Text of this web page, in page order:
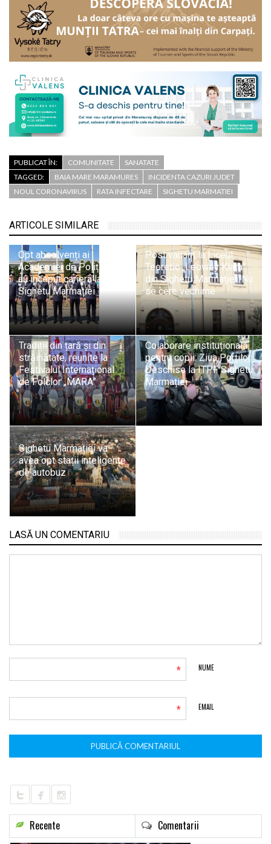
PUBLICAT ÎN: COMUNITATE
SANATATE
TAGGED:
BAIA MARE MARAMURES
INCIDENTA CAZURI JUDET
NOUL CORONAVIRUS
RATA INFECTARE SIGHETU MARMATIEI
ARTICOLE SIMILARE
Opt absolvenți ai
Academiei de Poliție și-
au început cariera la ITPF
Sighetu Marmației
Post vacant la Liceul
Teoretic „Leowey Klara”
din Sighetu Marmației. Nu
se cere vechime
Tradiții din țară și din
străinătate, reunite la
Festivalul Internațional
de Folclor „MARA”
Colaborare instituțională
pentru copii: Ziua Porților
Deschise la ITPF Sighetu
Marmației
Sighetu Marmației va
avea opt stații inteligente
de autobuz
LASĂ UN COMENTARIU
NUME
*
EMAIL
*
Recente Comentarii